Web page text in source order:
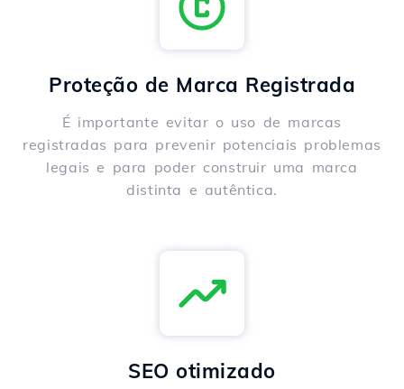
Proteção de Marca Registrada
É importante evitar o uso de marcas
registradas para prevenir potenciais problemas
legais e para poder construir uma marca
distinta e autêntica.
SEO otimizado